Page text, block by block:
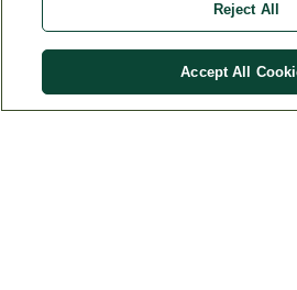
ΝΟΜΙΚΉ ΣΗΜΕΊΩΣΗ
Reject All
Accept All